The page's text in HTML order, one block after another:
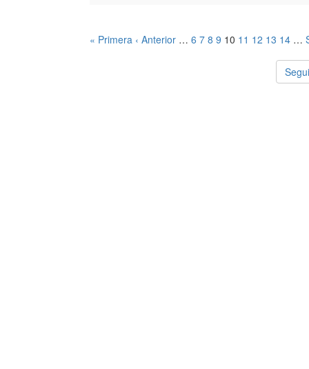
« Primera ‹ Anterior … 6 7 8 9 10 11 12 13 14 …